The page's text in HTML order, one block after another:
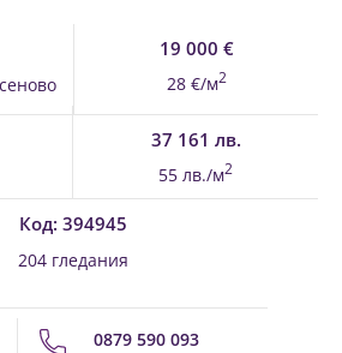
19 000 €
28 €/м2
37 161 лв.
55 лв./м2
Код: 394945
204 гледания
0879 590 093